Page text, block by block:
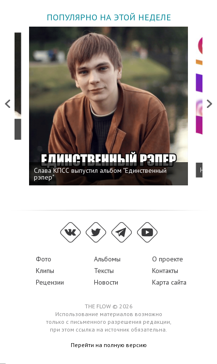
ПОПУЛЯРНО НА ЭТОЙ НЕДЕЛЕ
Previous
Слава КПСС выпустил альбом "Единственный
рэпер"
Next
Фото Альбомы
О проекте
Клипы
Тексты
Контакты
Рецензии
Новости Карта сайта
THE FLOW © 2026
Использование материалов возможно
только с письменного разрешения редакции,
при этом ссылка на источник обязательна.
Перейти на полную версию